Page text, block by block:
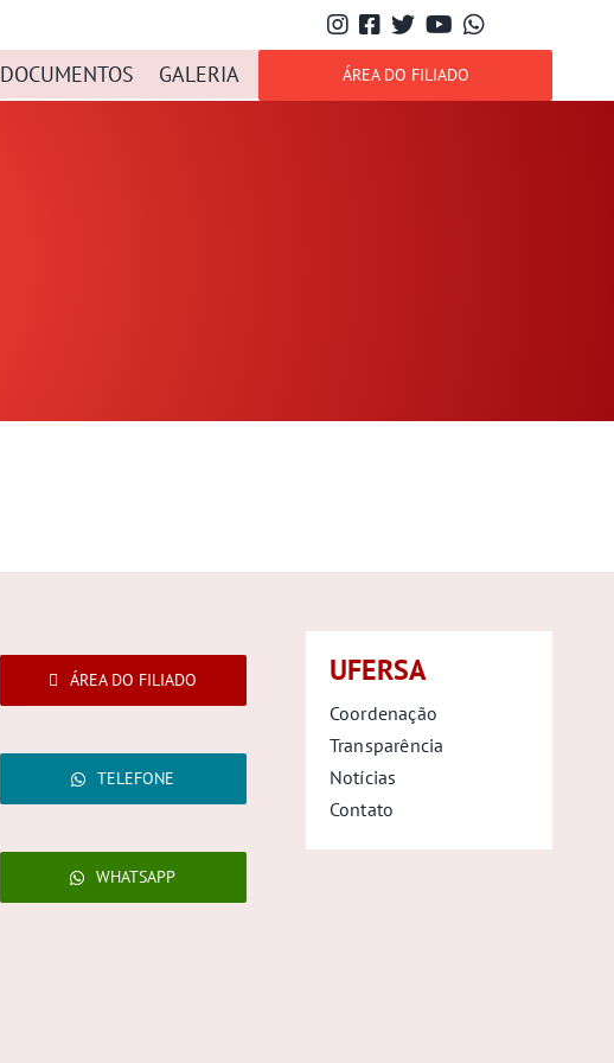
DOCUMENTOS GALERIA ÁREA DO FILIADO
ÁREA DO FILIADO
TELEFONE
WHATSAPP
UFERSA
Coordenação
Transparência
Notícias
Contato